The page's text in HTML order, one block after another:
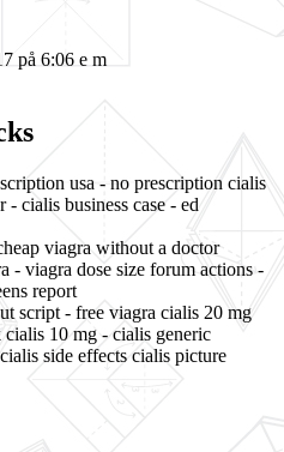
på 6:06 e m
usa - no prescription cialis
cialis business case - ed
viagra without a doctor
- viagra dose size forum actions -
report
script - free viagra cialis 20 mg
cialis 10 mg - cialis generic
side effects cialis picture